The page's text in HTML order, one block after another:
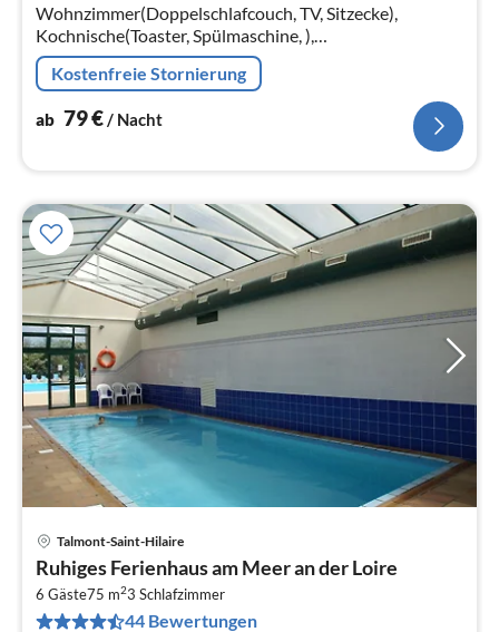
Wohnzimmer(Doppelschlafcouch, TV, Sitzecke),
Kochnische(Toaster, Spülmaschine, ),
Schlafzimmer(Doppelbett), Badezimmer(Badewanne,
Waschbecken, Toilette)
Kostenfreie Stornierung
ab 79€/ Nacht
Talmont-Saint-Hilaire
Ruhiges Ferienhaus am Meer an der Loire
6 Gäste75 m23 Schlafzimmer
44 Bewertungen